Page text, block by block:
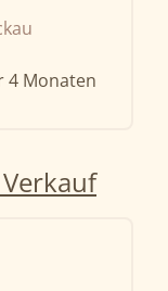
4 Monaten